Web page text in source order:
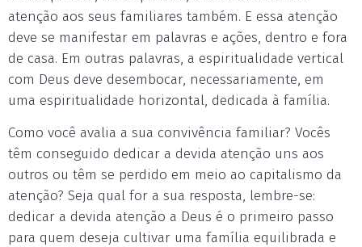
atenção aos seus familiares também. E essa atenção
deve se manifestar em palavras e ações, dentro e fora
de casa. Em outras palavras, a espiritualidade vertical
com Deus deve desembocar, necessariamente, em
uma espiritualidade horizontal, dedicada à família.
Como você avalia a sua convivência familiar? Vocês
têm conseguido dedicar a devida atenção uns aos
outros ou têm se perdido em meio ao capitalismo da
atenção? Seja qual for a sua resposta, lembre-se:
dedicar a devida atenção a Deus é o primeiro passo
para quem deseja cultivar uma família equilibrada e